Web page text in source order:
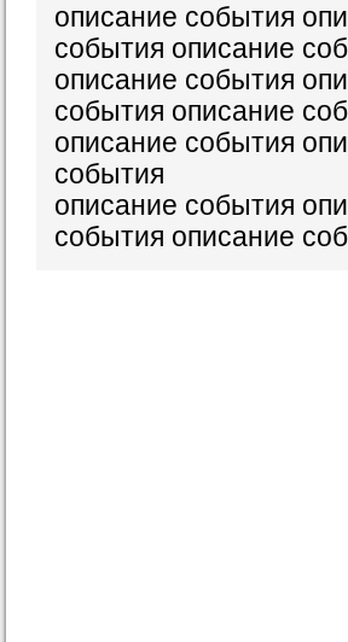
описание события
события описание
описание события
события описание
описание события
события
описание события
события описание